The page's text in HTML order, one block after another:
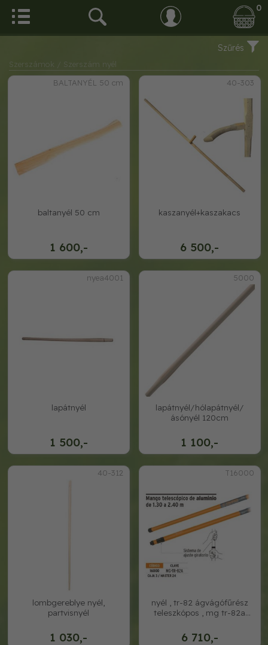
0
Szűrés
Szerszámok
/ Szerszám nyél
BALTANYÉL 50 cm
1 600,-
baltanyél 50 cm
40-303
6 500,-
kaszanyél+kaszakacs
nyea4001
1 500,-
lapátnyél
5000
1 100,-
lapátnyél/hólapátnyél/
ásónyél 120cm
40-312
1 030,-
lombgereblye nyél,
partvisnyél
T16000
6 710,-
nyél , tr-82 ágvágófűrész
teleszkópos , mg tr-82a